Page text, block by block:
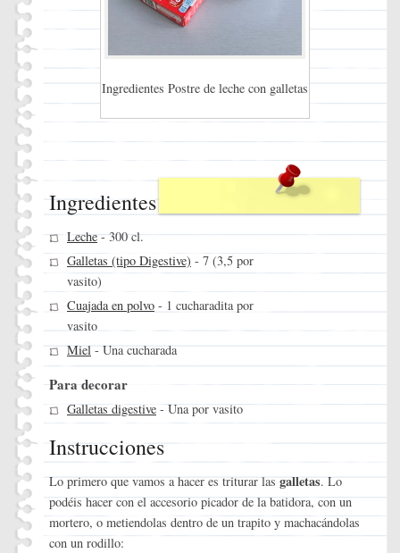
Ingredientes Postre de leche con galletas
Ingredientes
Leche- 300 cl.
Galletas (tipo Digestive) - 7 (3,5 por
vasito)
Cuajada en polvo - 1 cucharadita por
vasito
Miel- Una cucharada
Para decorar
Galletas digestive - Una por vasito
Instrucciones
Lo primero que vamos a hacer es triturar las galletas. Lo
podéis hacer con el accesorio picador de la batidora, con un
mortero, o metiendolas dentro de un trapito y machacándolas
con un rodillo: